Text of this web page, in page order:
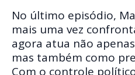
No último episódio,
mais uma vez
agora atua não
mas também como
Com o controle